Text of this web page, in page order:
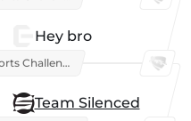
Hey bro
Bell Esports Challenge 2026
Team Silenced